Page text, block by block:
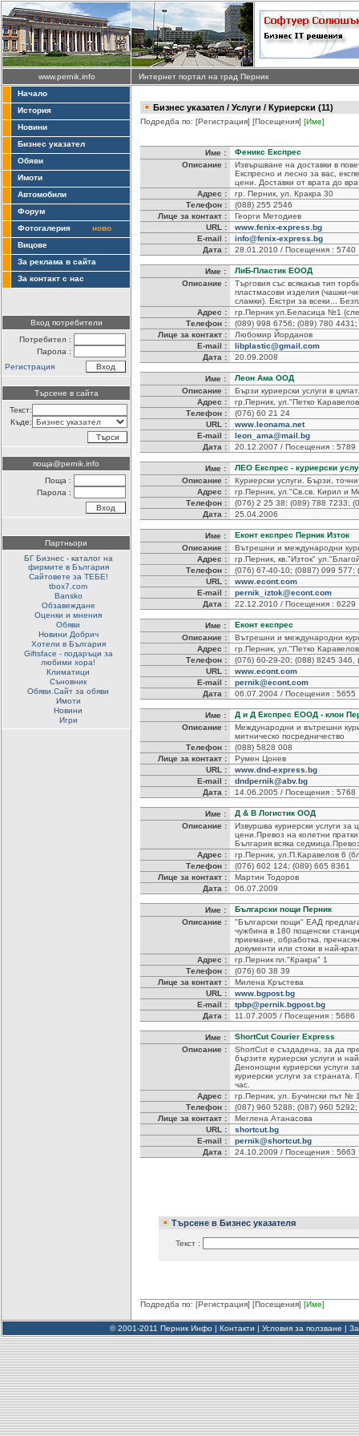
www.pernik.info
Интернет портал на град Перник
Начало
История
Новини
Бизнес указател
Обяви
Имоти
Автомобили
Форум
Фотогалерия
ново
Вицове
За реклама в сайта
За контакт с нас
Вход потребители
Потребител :
Парола :
Регистрация
Търсене в сайта
Текст:
Къде:
поща@pernik.info
Поща :
Парола :
Партньори
БГ Бизнес - каталог на
фирмите в България
Сайтовете за ТЕБЕ!
tbox7.com
Bansko
Обзавеждане
Оценки и мнения
Обяви
Новини Добрич
Хотели в България
Giftsface - подаръци за
любими хора!
Климатици
Съновник
Обяви.Сайт за обяви
Имоти
Новини
Игри
Бизнес указател / Услуги / Куриерски (11)
Подредба по: [Регистрация] [Посещения] [Име]
Име :
Феникс Експрес
Описание :
Извършване на доставки в
Експресно и лесно за вас,
цени. Доставки от врата до
Адрес :
гр. Перник, ул. Кракра 30
Телефон :
(088) 255 2546
Лице за контакт :
Георги Методиев
URL :
www.fenix-express.bg
E-mail :
info@fenix-express.bg
Дата :
28.01.2010 / Посещения : 5740
Име :
ЛиБ-Пластик ЕООД
Описание :
Търговия със всякакъв тип
пластмасови изделия (чашки-
сламки). Екстри за всеки...
Адрес :
гр.Перник ул.Беласица №1
Телефон :
(089) 998 6756; (089) 780
Лице за контакт :
Любомир Йорданов
E-mail :
libplastic@gmail.com
Дата :
20.09.2008
Име :
Леон Ама ООД
Описание :
Бързи куриерски услуги в
Адрес :
гр.Перник, ул."Петко
Телефон :
(076) 60 21 24
URL :
www.leonama.net
E-mail :
leon_ama@mail.bg
Дата :
20.12.2007 / Посещения : 5789
Име :
ЛЕО Експрес - куриерски
Описание :
Куриерски услуги. Бързи,
Адрес :
гр.Перник, ул."Св.св. Кирил и
Телефон :
(076) 2 25 38; (089) 788 7233;
Дата :
25.04.2006
Име :
Еконт експрес Перник Изток
Описание :
Вътрешни и международни
Адрес :
гр.Перник, кв."Изток"
Телефон :
(076) 67-40-10; (0887) 099
URL :
www.econt.com
E-mail :
pernik_iztok@econt.com
Дата :
22.12.2010 / Посещения : 6229
Име :
Еконт експрес
Описание :
Вътрешни и международни
Адрес :
гр.Перник, ул."Петко
Телефон :
(076) 60-29-20; (088) 8245 346,
URL :
www.econt.com
E-mail :
pernik@econt.com
Дата :
06.07.2004 / Посещения : 5655
Име :
Д и Д Експрес ЕООД - клон
Описание :
Международни и вътрешни
митническо посредничество
Телефон :
(088) 5828 008
Лице за контакт :
Румен Цонев
URL :
www.dnd-express.bg
E-mail :
dndpernik@abv.bg
Дата :
14.06.2005 / Посещения : 5768
Име :
Д & В Логистик ООД
Описание :
Извуршва куриерски услуги за
цени.Превоз на колетни
България всяка
Адрес :
гр.Перник, ул.П.Каравелов 6
Телефон :
(076) 602 124; (089) 665 8361
Лице за контакт :
Мартин Тодоров
Дата :
06.07.2009
Име :
Български пощи Перник
Описание :
"Български пощи" ЕАД
чужбина в 180 пощенски
приемане, обработка,
документи или стоки в най-
Адрес :
гр.Перник пл."Кракра" 1
Телефон :
(076) 60 38 39
Лице за контакт :
Милена Кръстева
URL :
www.bgpost.bg
E-mail :
tpbp@pernik.bgpost.bg
Дата :
11.07.2005 / Посещения : 5686
Име :
ShortCut Courier Express
Описание :
ShortCut e създадена, за да
бързите куриерски услуги и
Денонощни куриерски услуги
куриерски услуги за страната.
час.
Адрес :
гр.Перник, ул. Бучински път №
Телефон :
(087) 960 5288; (087) 960
Лице за контакт :
Меглена Атанасова
URL :
shortcut.bg
E-mail :
pernik@shortcut.bg
Дата :
24.10.2009 / Посещения : 5663
Търсене в Бизнес указателя
Текст :
Подредба по: [Регистрация] [Посещения] [Име]
© 2001-2011 Перник Инфо | Контакти | Условия за ползване |